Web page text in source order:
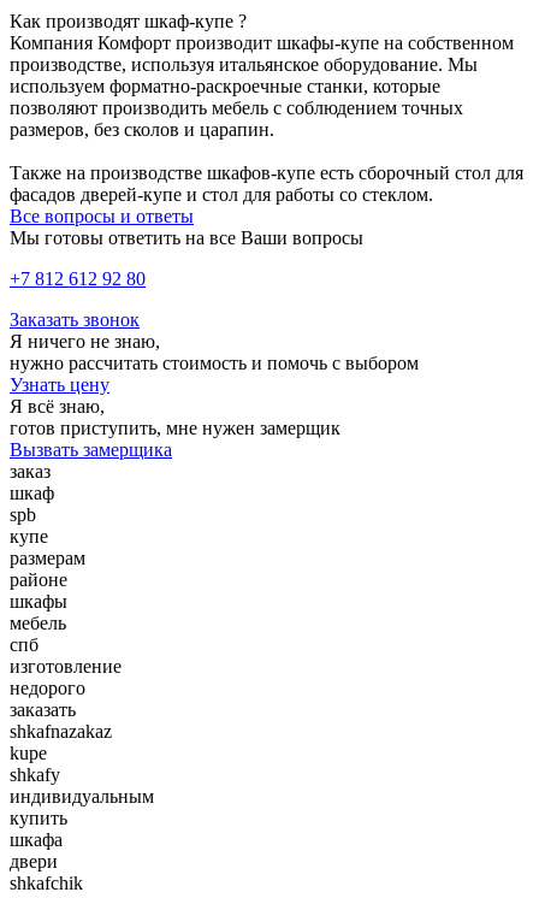
Как производят шкаф-купе ?
Компания Комфорт производит шкафы-купе на собственном
производстве, используя итальянское оборудование. Мы
используем форматно-раскроечные станки, которые
позволяют производить мебель с соблюдением точных
размеров, без сколов и царапин.
Также на производстве шкафов-купе есть сборочный стол для
фасадов дверей-купе и стол для работы со стеклом.
Все вопросы и ответы
Мы готовы ответить на все Ваши вопросы
+7 812 612 92 80
Заказать звонок
Я ничего не знаю,
нужно рассчитать стоимость и помочь с выбором
Узнать цену
Я всё знаю,
готов приступить, мне нужен замерщик
Вызвать замерщика
заказ
шкаф
spb
купе
размерам
районе
шкафы
мебель
спб
изготовление
недорого
заказать
shkafnazakaz
kupe
shkafy
индивидуальным
купить
шкафа
двери
shkafchik